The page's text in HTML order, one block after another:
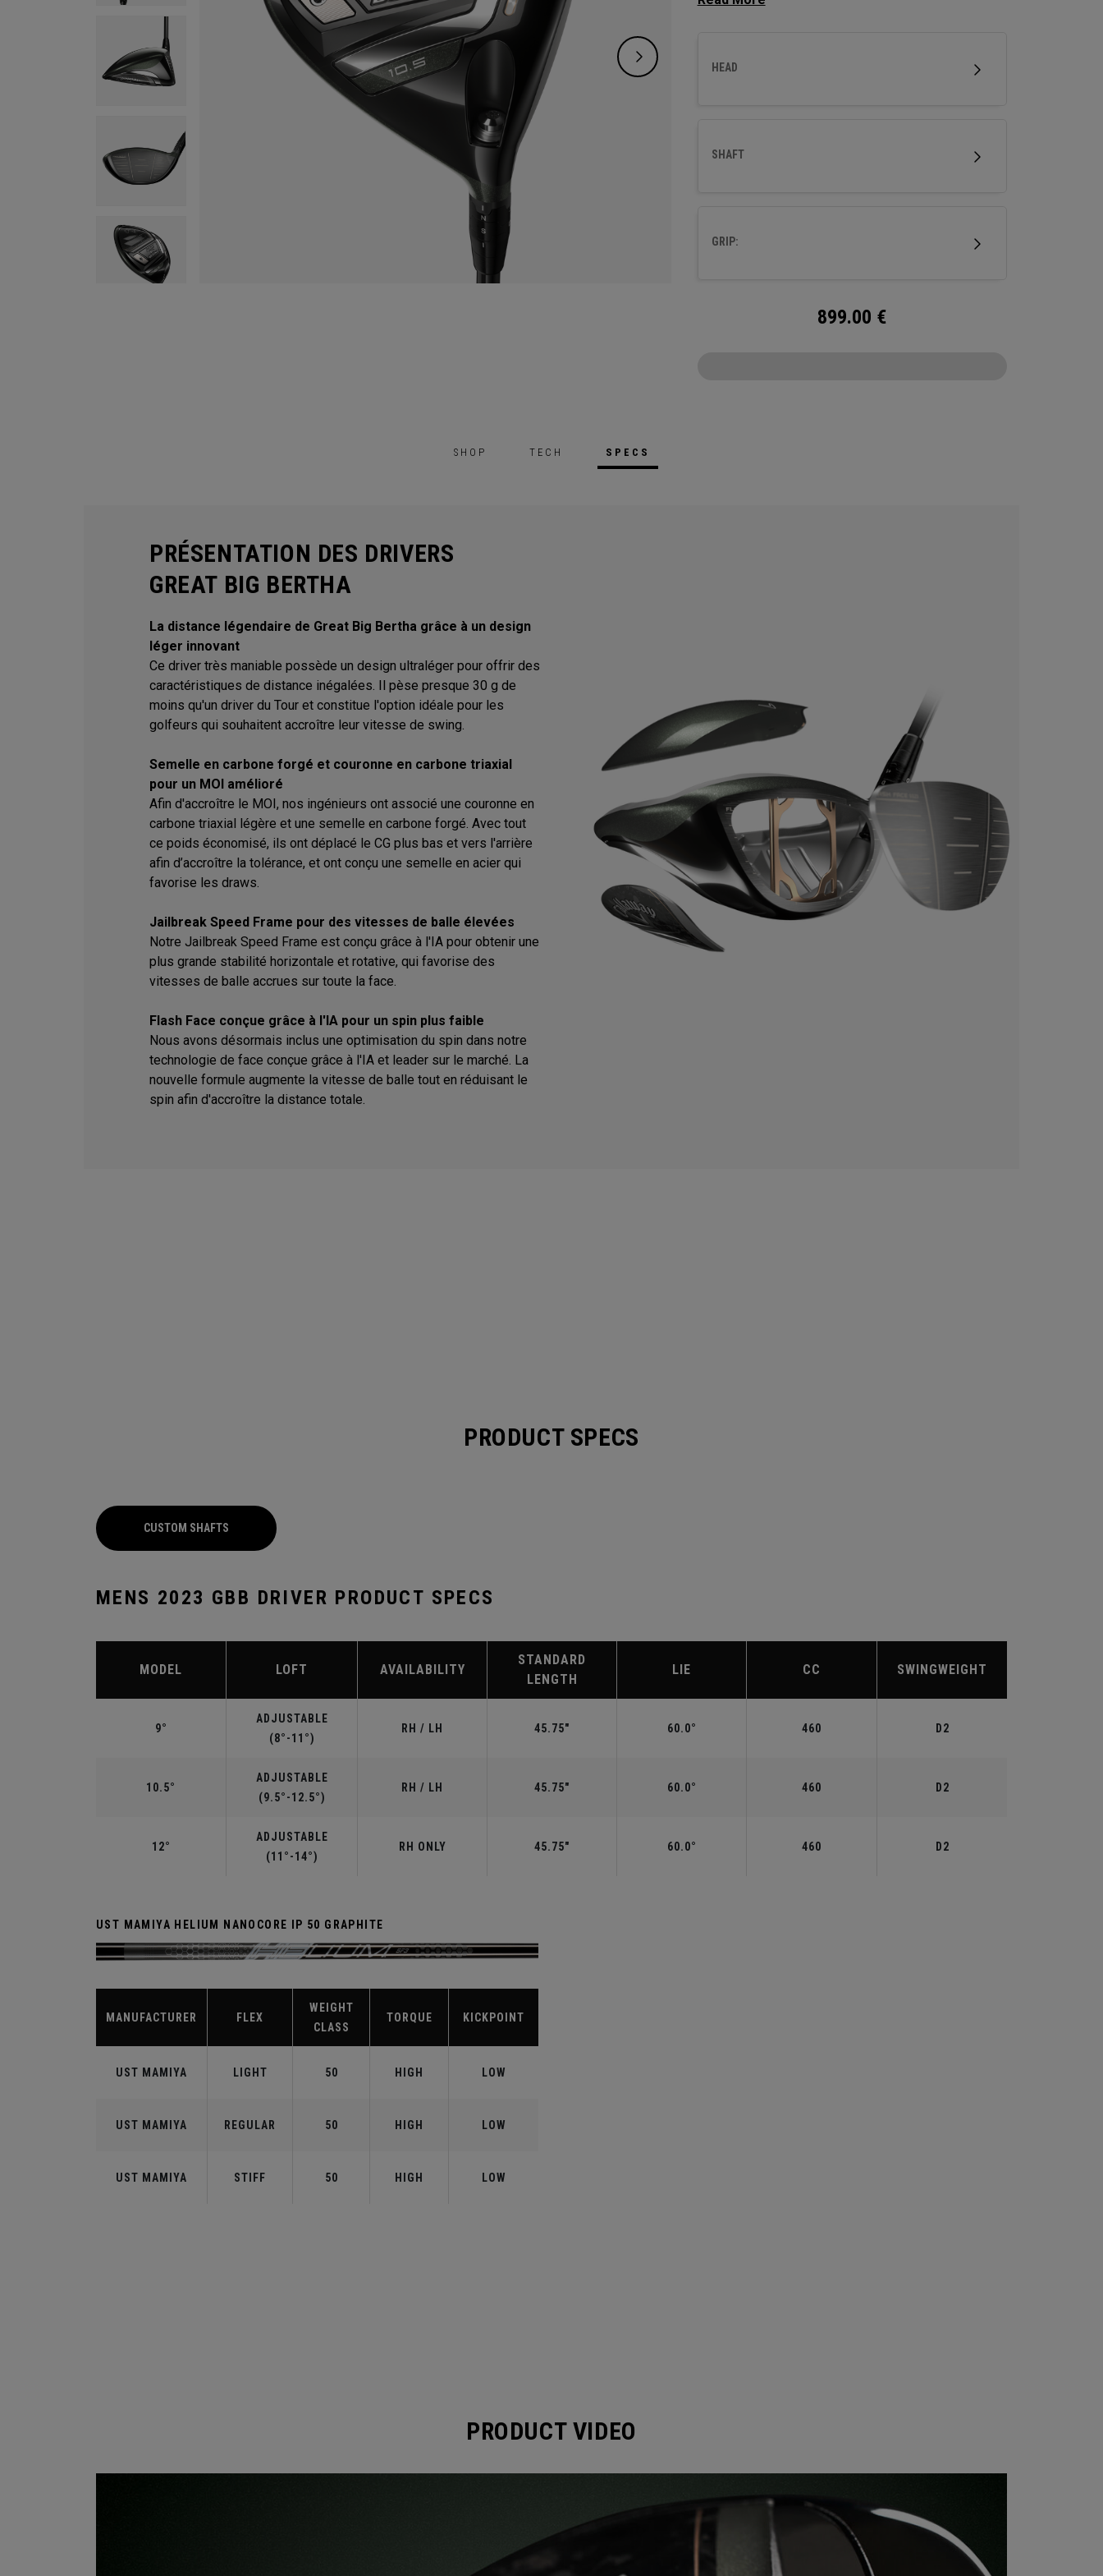
HEAD
SHAFT
GRIP:
899.00 €
SHOP TECH SPECS
PRÉSENTATION DES DRIVERS
GREAT BIG BERTHA
La distance légendaire de Great Big Bertha grâce à un design
léger innovant
Ce driver très maniable possède un design ultraléger pour offrir des
caractéristiques de distance inégalées. Il pèse presque 30 g de
moins qu'un driver du Tour et constitue l'option idéale pour les
golfeurs qui souhaitent accroître leur vitesse de swing.
Semelle en carbone forgé et couronne en carbone triaxial
pour un MOI amélioré
Afin d'accroître le MOI, nos ingénieurs ont associé une couronne en
carbone triaxial légère et une semelle en carbone forgé. Avec tout
ce poids économisé, ils ont déplacé le CG plus bas et vers l'arrière
afin d’accroître la tolérance, et ont conçu une semelle en acier qui
favorise les draws.
Jailbreak Speed Frame pour des vitesses de balle élevées
Notre Jailbreak Speed Frame est conçu grâce à l'IA pour obtenir une
plus grande stabilité horizontale et rotative, qui favorise des
vitesses de balle accrues sur toute la face.
Flash Face conçue grâce à l'IA pour un spin plus faible
Nous avons désormais inclus une optimisation du spin dans notre
technologie de face conçue grâce à l'IA et leader sur le marché. La
nouvelle formule augmente la vitesse de balle tout en réduisant le
spin afin d'accroître la distance totale.
PRODUCT SPECS
CUSTOM SHAFTS
MENS 2023 GBB DRIVER PRODUCT SPECS
MODEL LOFT AVAILABILITY
STANDARD
LENGTH
LIE CC SWINGWEIGHT
9°
ADJUSTABLE
(8°-11°)
RH / LH 45.75" 60.0° 460 D2
10.5°
ADJUSTABLE
(9.5°-12.5°)
RH / LH 45.75" 60.0° 460 D2
12°
ADJUSTABLE
(11°-14°)
RH ONLY 45.75" 60.0° 460 D2
UST MAMIYA HELIUM NANOCORE IP 50 GRAPHITE
MANUFACTURER FLEX
WEIGHT
CLASS
TORQUE KICKPOINT
UST MAMIYA LIGHT 50 HIGH LOW
UST MAMIYA REGULAR 50 HIGH LOW
UST MAMIYA STIFF 50 HIGH LOW
PRODUCT VIDEO